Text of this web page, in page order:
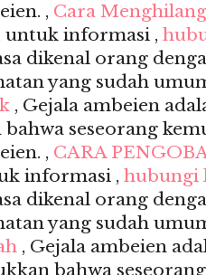
, Cara
untuk informasi ,
dikenal orang
yang sudah
, Gejala ambeien
seseorang
, CARA
informasi , hubungi
dikenal orang
yang sudah
, Gejala ambeien
bahwa